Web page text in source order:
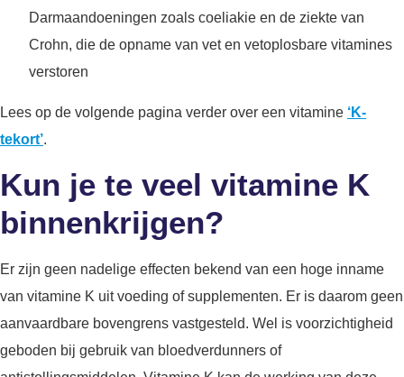
Darmaandoeningen zoals coeliakie en de ziekte van
Crohn, die de opname van vet en vetoplosbare vitamines
verstoren
Lees op de volgende pagina verder over een vitamine ‘K-
tekort’.
Kun je te veel vitamine K
binnenkrijgen?
Er zijn geen nadelige effecten bekend van een hoge inname
van vitamine K uit voeding of supplementen. Er is daarom geen
aanvaardbare bovengrens vastgesteld. Wel is voorzichtigheid
geboden bij gebruik van bloedverdunners of